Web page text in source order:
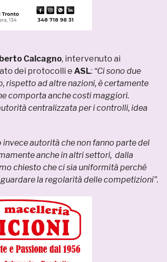
Calcagno, intervenuto ai
dei protocolli e ASL: “Ci sono due
rispetto ad altre nazioni, è certamente
comporta anche costi maggiori.
centralizzata per i controlli, idea
autorità che non fanno parte del
anche in altri settori, dalla
chiesto che ci sia uniformità perché
la regolarità delle competizioni”.